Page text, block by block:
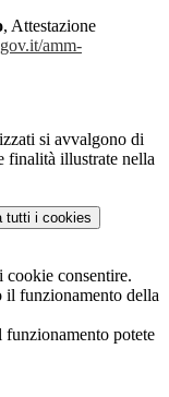
, Attestazione
amm-
si avvalgono di
finalità illustrate nella
tutti i cookies
cookie consentire.
il funzionamento della
funzionamento potete